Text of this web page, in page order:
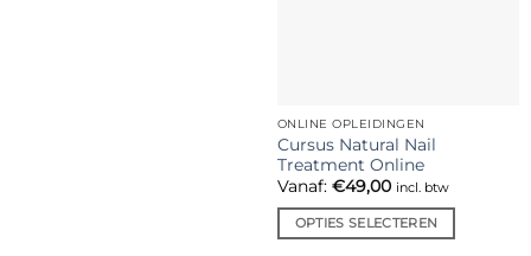
productpagina
ONLINE OPLEIDINGEN
Cursus Natural Nail
Treatment Online
Vanaf: €49,00 incl. btw
OPTIES SELECTEREN